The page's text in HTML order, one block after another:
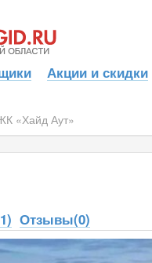
Акции и скидки
«Хайд Аут»
Отзывы(0)